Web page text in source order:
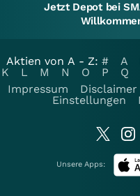
Jetzt Depot bei
Aktien von A - Z: # A
K
L M N O P Q
Impressum
Disclaimer
Einstellungen
Unsere Apps: